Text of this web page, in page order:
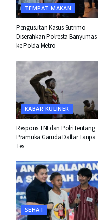
TEMPAT MAKAN
Pengusutan Kasus Sutrimo
Diserahkan Polresta Banyumas
ke Polda Metro
KABAR KULINER
Respons TNI dan Polri tentang
Pramuka Garuda Daftar Tanpa
Tes
SEHAT